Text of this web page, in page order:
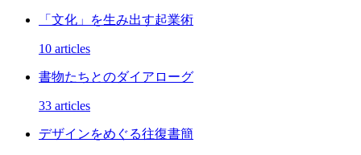
「文化」を生み出す起業術
10 articles
書物たちとのダイアローグ
33 articles
デザインをめぐる往復書簡